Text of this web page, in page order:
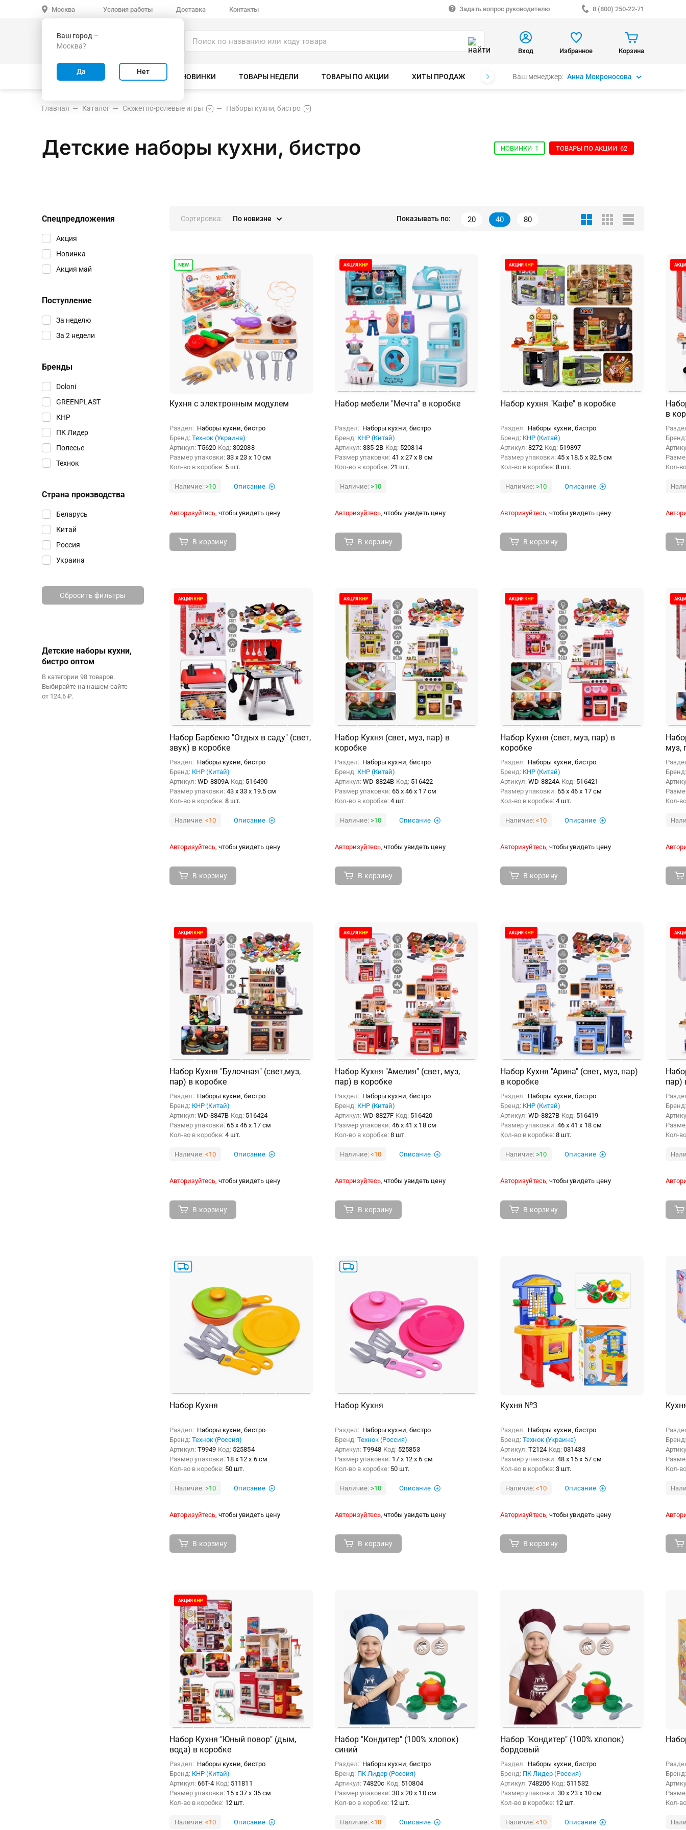
Москва
Ваш город –
Москва?
Да Нет
Условия работы Доставка Контакты Задать вопрос руководителю 8 (800) 250-22-71
Вход Избранное Корзина
ВСЕ ТОВАРЫ ВЕЛОСИПЕДЫ НОВИНКИ ТОВАРЫ НЕДЕЛИ ТОВАРЫ ПО АКЦИИ ХИТЫ ПРОДАЖ БРЕНДЫВаш менеджер: Анна Мокроносова
Главная Каталог Сюжетно-ролевые игры Наборы кухни, бистро
Детские наборы кухни, бистро НОВИНКИ 1 ТОВАРЫ ПО АКЦИИ 62
Спецпредложения
Акция
Новинка
Акция май
Поступление
За неделю
За 2 недели
Бренды
Doloni
GREENPLAST
КНР
ПК Лидер
Полесье
Технок
Страна производства
Беларусь
Китай
Россия
Украина
Сбросить фильтры
Детские наборы кухни,
бистро оптом
В категории 98 товаров.
Выбирайте на нашем сайте
от 124.6 ₽.
Сортировка: По новизне Показывать по: 20 40 80
Кухня с электронным модулем
Раздел: Наборы кухни, бистро
Бренд: Технок (Украина)
Артикул: Т5620 Код:302088
Размер упаковки: 33 x 23 x 10 см
Кол-во в коробке: 5 шт.
Наличие: >10 Описание
Авторизуйтесь, чтобы увидеть цену
В корзину
Набор мебели "Мечта" в коробке
Раздел: Наборы кухни, бистро
Бренд: КНР (Китай)
Артикул: 335-2B Код: 520814
Размер упаковки: 41 x 27 x 8 см
Кол-во в коробке: 21 шт.
Наличие: >10
Авторизуйтесь, чтобы увидеть цену
В корзину
Набор кухня "Кафе" в коробке
Раздел: Наборы кухни, бистро
Бренд: КНР (Китай)
Артикул: 8272 Код: 519897
Размер упаковки: 45 x 18.5 x 32.5 см
Кол-во в коробке: 8 шт.
Наличие: >10 Описание
Авторизуйтесь, чтобы увидеть цену
В корзину
в
Кол-
Набор Барбекю "Отдых в саду" (свет,
звук) в коробке
Раздел: Наборы кухни, бистро
Бренд: КНР (Китай)
Артикул: WD-8809A Код: 516490
Размер упаковки: 43 x 33 x 19.5 см
Кол-во в коробке: 8 шт.
Наличие: <10 Описание
Авторизуйтесь, чтобы увидеть цену
В корзину
Набор Кухня (свет, муз, пар) в
коробке
Раздел: Наборы кухни, бистро
Бренд: КНР (Китай)
Артикул: WD-8824B Код: 516422
Размер упаковки: 65 x 46 x 17 см
Кол-во в коробке: 4 шт.
Наличие: >10 Описание
Авторизуйтесь, чтобы увидеть цену
В корзину
Набор Кухня (свет, муз, пар) в
коробке
Раздел: Наборы кухни, бистро
Бренд: КНР (Китай)
Артикул: WD-8824A Код: 516421
Размер упаковки: 65 x 46 x 17 см
Кол-во в коробке: 4 шт.
Наличие: <10 Описание
Авторизуйтесь, чтобы увидеть цену
В корзину
муз,
Кол-
Набор Кухня "Булочная" (свет,муз,
пар) в коробке
Раздел: Наборы кухни, бистро
Бренд: КНР (Китай)
Артикул: WD-8847B Код: 516424
Размер упаковки: 65 x 46 x 17 см
Кол-во в коробке: 4 шт.
Наличие: <10 Описание
Авторизуйтесь, чтобы увидеть цену
В корзину
Набор Кухня "Амелия" (свет, муз,
пар) в коробке
Раздел: Наборы кухни, бистро
Бренд: КНР (Китай)
Артикул: WD-8827F Код: 516420
Размер упаковки: 46 x 41 x 18 см
Кол-во в коробке: 8 шт.
Наличие: <10 Описание
Авторизуйтесь, чтобы увидеть цену
В корзину
Набор Кухня "Арина" (свет, муз, пар)
в коробке
Раздел: Наборы кухни, бистро
Бренд: КНР (Китай)
Артикул: WD-8827B Код: 516419
Размер упаковки: 46 x 41 x 18 см
Кол-во в коробке: 8 шт.
Наличие: >10 Описание
Авторизуйтесь, чтобы увидеть цену
В корзину
Кол-
Набор Кухня
Раздел: Наборы кухни, бистро
Бренд: Технок (Россия)
Артикул: Т9949 Код: 525854
Размер упаковки: 18 x 12 x 6 см
Кол-во в коробке: 50 шт.
Наличие: >10 Описание
Авторизуйтесь, чтобы увидеть цену
В корзину
Набор Кухня
Раздел: Наборы кухни, бистро
Бренд: Технок (Россия)
Артикул: Т9948 Код: 525853
Размер упаковки: 17 x 12 x 6 см
Кол-во в коробке: 50 шт.
Наличие: >10 Описание
Авторизуйтесь, чтобы увидеть цену
В корзину
Кухня №3
Раздел: Наборы кухни, бистро
Бренд: Технок (Украина)
Артикул: Т2124 Код:031433
Размер упаковки: 48 x 15 x 57 см
Кол-во в коробке: 3 шт.
Наличие: <10 Описание
Авторизуйтесь, чтобы увидеть цену
В корзину
Кол-
Набор Кухня "Юный повор" (дым,
вода) в коробке
Раздел: Наборы кухни, бистро
Бренд: КНР (Китай)
Артикул: 66T-4 Код: 511811
Размер упаковки: 15 x 37 x 35 см
Кол-во в коробке: 12 шт.
Наличие: <10 Описание
Набор "Кондитер" (100% хлопок)
синий
Раздел: Наборы кухни, бистро
Бренд: ПК Лидер (Россия)
Артикул: 74820с Код: 510804
Размер упаковки: 30 x 20 x 10 см
Кол-во в коробке: 12 шт.
Наличие: <10 Описание
Набор "Кондитер" (100% хлопок)
бордовый
Раздел: Наборы кухни, бистро
Бренд: ПК Лидер (Россия)
Артикул: 74820б Код: 511532
Размер упаковки: 30 x 23 x 10 см
Кол-во в коробке: 12 шт.
Наличие: <10 Описание
Кол-